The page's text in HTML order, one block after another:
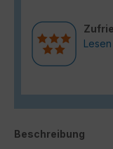
Beschreibung